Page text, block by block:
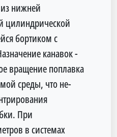
нижней
ци­линдрической
бортиком с
канавок -
вращение поплавка
среды, что не­
При
в системах